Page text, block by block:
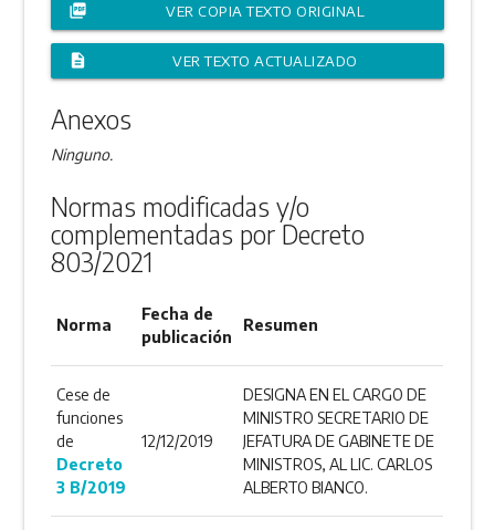
picture_as_pdf VER COPIA TEXTO ORIGINAL
description VER TEXTO ACTUALIZADO
Anexos
Ninguno.
Normas modificadas y/o
complementadas por Decreto
803/2021
Norma
Fecha de
publicación
Resumen
Cese de
funciones
de
Decreto
3 B/2019
12/12/2019
DESIGNA EN EL CARGO DE
MINISTRO SECRETARIO DE
JEFATURA DE GABINETE DE
MINISTROS, AL LIC. CARLOS
ALBERTO BIANCO.